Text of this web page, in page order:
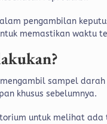
pengambilan
memastikan waktu
sampel
khusus sebelumnya.
untuk melihat ada